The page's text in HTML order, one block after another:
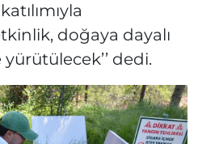
doğaya dayalı
dedi.